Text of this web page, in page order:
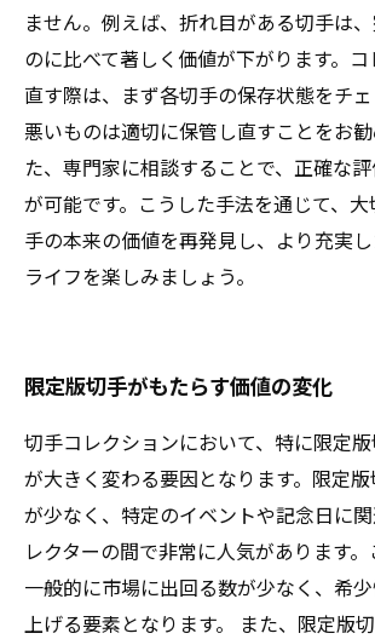
ません。例えば、折れ目がある切手は
のに比べて著しく価値が下がります。
直す際は、まず各切手の保存状態をチ
悪いものは適切に保管し直すことをお
た、専門家に相談することで、正確な
が可能です。こうした手法を通じて、
手の本来の価値を再発見し、より充実
ライフを楽しみましょう。
限定版切手がもたらす価値の変化
切手コレクションにおいて、特に限定
が大きく変わる要因となります。限定
が少なく、特定のイベントや記念日に
レクターの間で非常に人気があります
一般的に市場に出回る数が少なく、希
上げる要素となります。 また、限定版